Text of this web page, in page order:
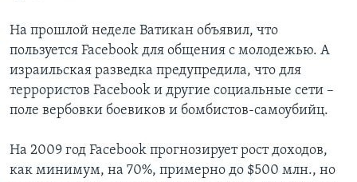
На прошлой неделе Ватикан объявил, что
пользуется Facebook для общения с молодежью. А
израильская разведка предупредила, что для
террористов Facebook и другие социальные сети –
поле вербовки боевиков и бомбистов-самоубийц.
На 2009 год Facebook прогнозирует рост доходов,
как минимум, на 70%, примерно до $500 млн., но